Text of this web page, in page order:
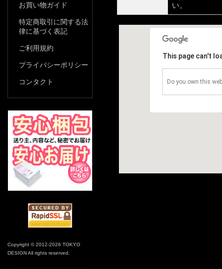
お買い物ガイド
特定商取引に関する法
律に基づく表記
ご利用規約
プライバシーポリシー
コンタクト
Copyright © 2012-2026 TOKYO
DESIGN All rights reserved.
い。
This page can't
Do you own this